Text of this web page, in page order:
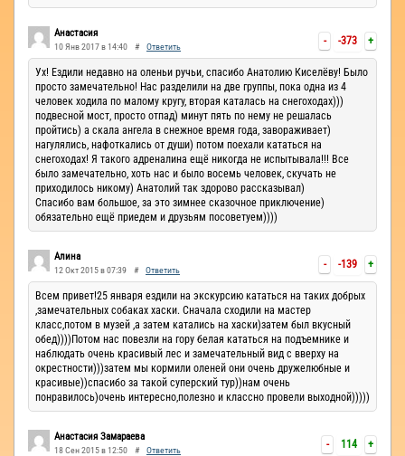
- -373 +
Анастасия
10 Янв 2017 в 14:40 # Ответить
Ух! Ездили недавно на оленьи ручьи, спасибо Анатолию Киселёву! Было
просто замечательно! Нас разделили на две группы, пока одна из 4
человек ходила по малому кругу, вторая каталась на снегоходах)))
подвесной мост, просто отпад) минут пять по нему не решалась
пройтись) а скала ангела в снежное время года, завораживает)
нагулялись, нафоткались от души) потом поехали кататься на
снегоходах! Я такого адреналина ещё никогда не испытывала!!! Все
было замечательно, хоть нас и было восемь человек, скучать не
приходилось никому) Анатолий так здорово рассказывал)
Спасибо вам большое, за это зимнее сказочное приключение)
обязательно ещё приедем и друзьям посоветуем))))
- -139 +
Алина
12 Окт 2015 в 07:39 # Ответить
Всем привет!25 января ездили на экскурсию кататься на таких добрых
,замечательных собаках хаски. Сначала сходили на мастер
класс,потом в музей ,а затем катались на хаски)затем был вкусный
обед))))Потом нас повезли на гору белая кататься на подъемнике и
наблюдать очень красивый лес и замечательный вид с вверху на
окрестности)))затем мы кормили оленей они очень дружелюбные и
красивые))спасибо за такой суперский тур))нам очень
понравилось)очень интересно,полезно и классно провели выходной)))))
- 114 +
Анастасия Замараева
18 Сен 2015 в 12:50 # Ответить